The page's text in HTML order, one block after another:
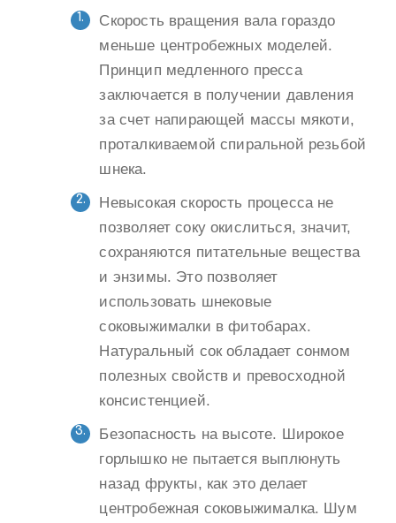
Скорость вращения вала гораздо
меньше центробежных моделей.
Принцип медленного пресса
заключается в получении давления
за счет напирающей массы мякоти,
проталкиваемой спиральной резьбой
шнека.
Невысокая скорость процесса не
позволяет соку окислиться, значит,
сохраняются питательные вещества
и энзимы. Это позволяет
использовать шнековые
соковыжималки в фитобарах.
Натуральный сок обладает сонмом
полезных свойств и превосходной
консистенцией.
Безопасность на высоте. Широкое
горлышко не пытается выплюнуть
назад фрукты, как это делает
центробежная соковыжималка. Шум